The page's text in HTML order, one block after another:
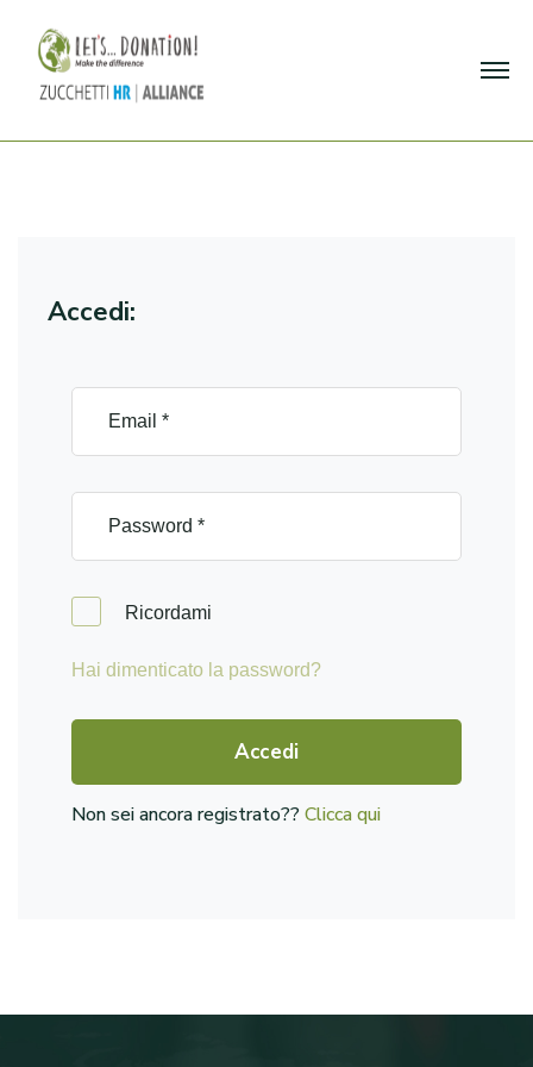
Accedi:
Ricordami
Hai dimenticato la password?
Accedi
Non sei ancora registrato??Clicca qui